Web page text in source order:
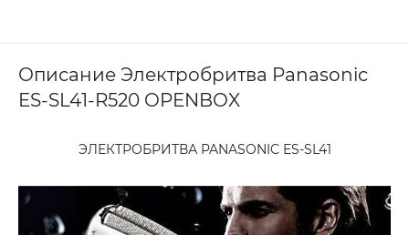
Описание Электробритва Panasonic
ES-SL41-R520 OPENBOX
ЭЛЕКТРОБРИТВА PANASONIC ES-SL41